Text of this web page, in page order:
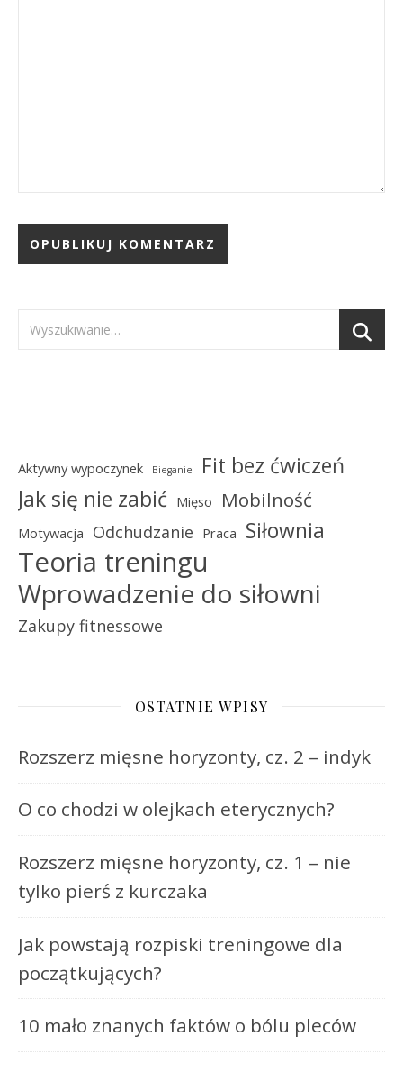
Aktywny wypoczynek Bieganie
Fit bez ćwiczeń
Jak się nie zabić Mięso Mobilność
Motywacja Odchudzanie Praca Siłownia
Teoria treningu
Wprowadzenie do siłowni
Zakupy fitnessowe
OSTATNIE WPISY
Rozszerz mięsne horyzonty, cz. 2 – indyk
O co chodzi w olejkach eterycznych?
Rozszerz mięsne horyzonty, cz. 1 – nie
tylko pierś z kurczaka
Jak powstają rozpiski treningowe dla
początkujących?
10 mało znanych faktów o bólu pleców